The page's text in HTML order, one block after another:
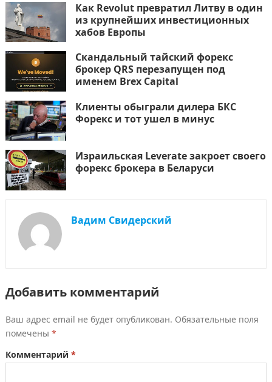
Как Revolut превратил Литву в один
из крупнейших инвестиционных
хабов Европы
Скандальный тайский форекс
брокер QRS перезапущен под
именем Brex Capital
Клиенты обыграли дилера БКС
Форекс и тот ушел в минус
Израильская Leverate закроет своего
форекс брокера в Беларуси
Вадим Свидерский
Добавить комментарий
Ваш адрес email не будет опубликован. Обязательные поля
помечены *
Комментарий *